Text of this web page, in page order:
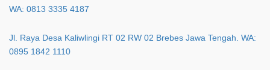
WA: 0813 3335 4187
Jl. Raya Desa Kaliwlingi RT 02 RW 02 Brebes Jawa Tengah. WA:
0895 1842 1110